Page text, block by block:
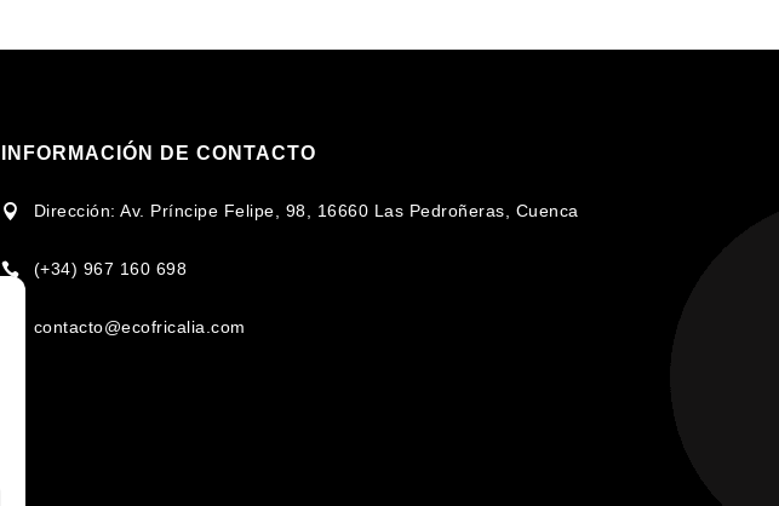
INFORMACIÓN DE CONTACTO
 Dirección: Av. Príncipe Felipe, 98, 16660 Las Pedroñeras, Cuenca
 (+34) 967 160 698
contacto@ecofricalia.com